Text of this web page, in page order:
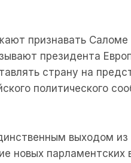
признавать Саломе
президента
страну на
политического
выходом
новых парламентских